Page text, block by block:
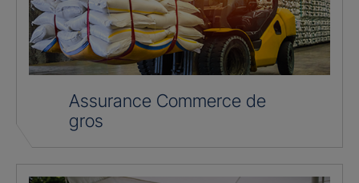
Assurance Commerce de
gros